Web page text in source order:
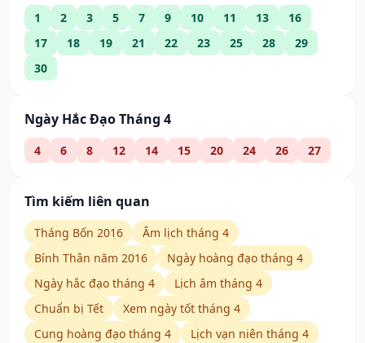
1 2 3 5 7 9 10 11 13
16
17
18 19 21 22 23 25 28
29
30
Ngày Hắc Đạo Tháng 4
4 6 8 12 14 15 20 24 26 27
Tìm kiếm liên quan
Tháng Bốn 2016
Âm lịch tháng 4
Bính Thân năm 2016
Ngày hoàng đạo tháng 4
Ngày hắc đạo tháng 4
Lịch âm tháng 4
Chuẩn bị Tết
Xem ngày tốt tháng 4
Cung hoàng đạo tháng 4
Lịch vạn niên tháng 4